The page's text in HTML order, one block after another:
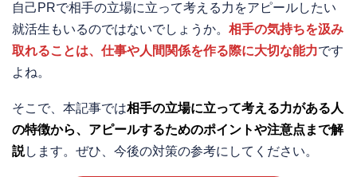
自己PRで相手の立場に立って考える力をアピールしたい
就活生もいるのではないでしょうか。 相手の気持ちを汲み
取れることは、仕事や人間関係を作る際に大切な能力です
よね。
そこで、本記事では相手の立場に立って考える力がある人
の特徴から、アピールするためのポイントや注意点まで解
説します。ぜひ、今後の対策の参考にしてください。